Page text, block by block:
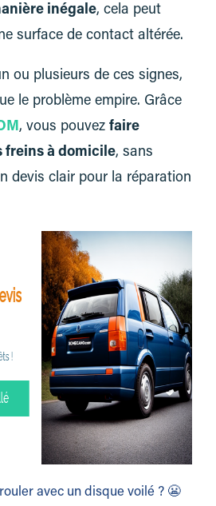
inégale, cela peut
surface de contact altérée.
ou plusieurs de ces signes,
le problème empire. Grâce
, vous pouvez faire
freins à domicile, sans
devis clair pour la réparation
avec un disque voilé ? 😬